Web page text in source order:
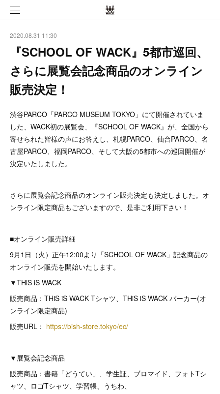
2020.08.31 11:30
『SCHOOL OF WACK』5都市巡回、
さらに展覧会記念商品のオンライン
販売決定！
渋谷PARCO「PARCO MUSEUM TOKYO」にて開催されていま
した、WACK初の展覧会、『SCHOOL OF WACK』が、全国から
寄せられた皆様の声にお答えし、札幌PARCO、仙台PARCO、名
古屋PARCO、福岡PARCO、そして大阪の5都市への巡回開催が
決定いたしました。
さらに展覧会記念商品のオンライン販売決定も決定しました。オ
ンライン限定商品もございますので、是非ご利用下さい！
■オンライン販売詳細
9月1日（火）正午12:00より 「SCHOOL OF WACK」記念商品の
オンライン販売を開始いたします。
▼THiS iS WACK
販売商品：THiS iS WACK Tシャツ、THiS iS WACK パーカー(オ
ンライン限定商品)
販売URL： https://bish-store.tokyo/ec/
▼展覧会記念商品
販売商品：書籍「どうてい」、学生証、ブロマイド、フォトTシ
ャツ、ロゴTシャツ、学習帳、うちわ、